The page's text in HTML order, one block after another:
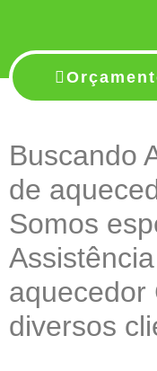
Buscando
de
Somos
aquecedor
diversos